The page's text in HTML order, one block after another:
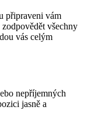
připraveni vám
všechny
vás celým
nepříjemných
jasně a